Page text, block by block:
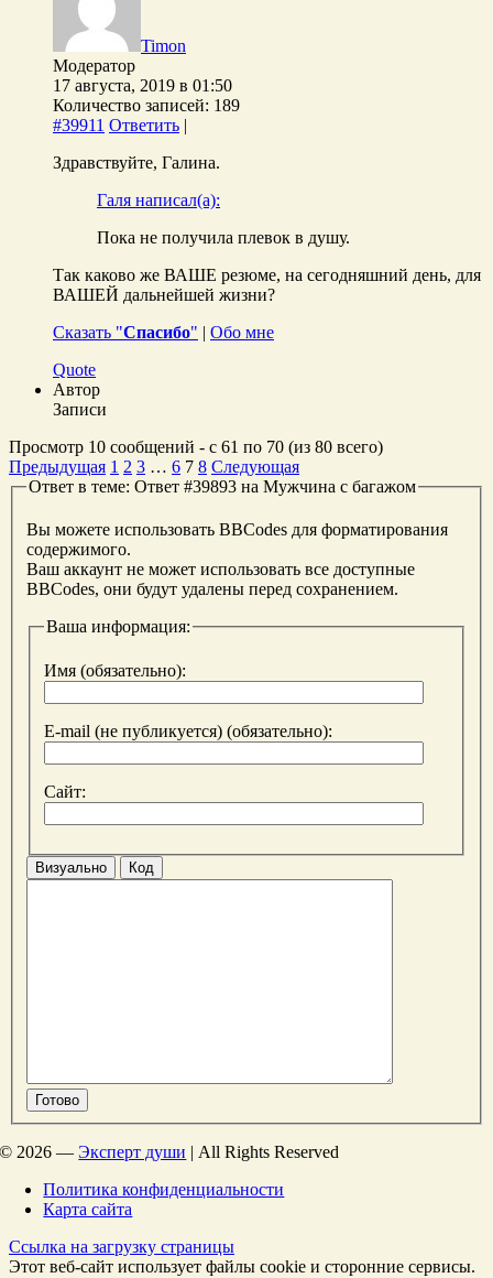
Timon
Модератор
17 августа, 2019 в 01:50
Количество записей: 189
#39911 Ответить |
Здравствуйте, Галина.
Галя написал(а):
Пока не получила плевок в душу.
Так каково же ВАШЕ резюме, на сегодняшний день, для
ВАШЕЙ дальнейшей жизни?
Сказать "Спасибо" | Обо мне
Quote
Автор
Записи
Просмотр 10 сообщений - с 61 по 70 (из 80 всего)
Предыдущая 1 2 3 … 6 7 8 Следующая
Ответ в теме: Ответ #39893 на Мужчина с багажом
Вы можете использовать BBCodes для форматирования
содержимого.
Ваш аккаунт не может использовать все доступные
BBCodes, они будут удалены перед сохранением.
Ваша информация:
Имя (обязательно):
E-mail (не публикуется) (обязательно):
Сайт:
Визуально Код
Готово
© 2026 —Эксперт души | All Rights Reserved
Политика конфиденциальности
Карта сайта
Ссылка на загрузку страницы
Этот веб-сайт использует файлы cookie и сторонние сервисы.